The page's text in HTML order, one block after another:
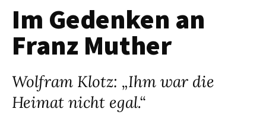
Im Gedenken an
Franz Muther
Wolfram Klotz: „Ihm war die
Heimat nicht egal.“